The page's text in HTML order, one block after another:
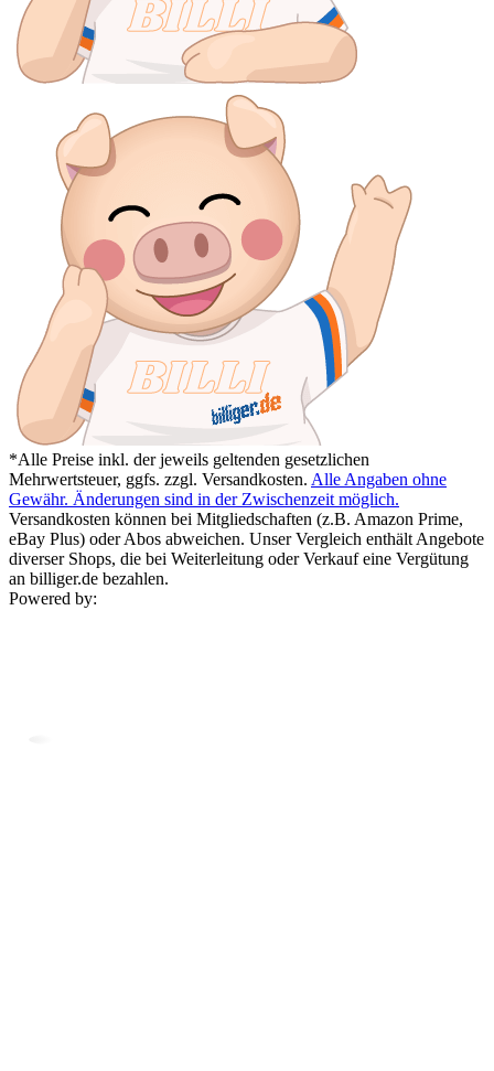
*Alle Preise inkl. der jeweils geltenden gesetzlichen
Mehrwertsteuer, ggfs. zzgl. Versandkosten. Alle Angaben ohne
Gewähr. Änderungen sind in der Zwischenzeit möglich.
Versandkosten können bei Mitgliedschaften (z.B. Amazon Prime,
eBay Plus) oder Abos abweichen. Unser Vergleich enthält Angebote
diverser Shops, die bei Weiterleitung oder Verkauf eine Vergütung
an billiger.de bezahlen.
Powered by: